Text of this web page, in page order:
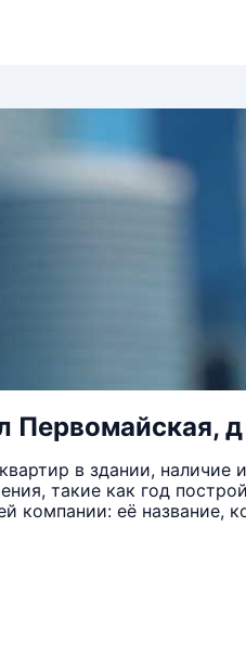
Первомайская,
в здании, наличие
такие как год
компании: её название,